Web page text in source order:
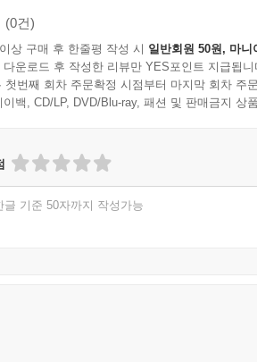
(0건)
상 구매 후 한줄평 작성 시 일반회원 50원, 마니
다운로드 후 작성한 리뷰만 YES포인트 지급됩니
첫번째 회차 주문확정 시점부터 마지막 회차 주
이백, CD/LP, DVD/Blu-ray, 패션 및 판매금지 상
글 기준 50자까지 작성가능